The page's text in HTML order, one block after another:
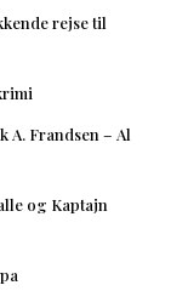
rejse til
A. Frandsen – Al
og Kaptajn